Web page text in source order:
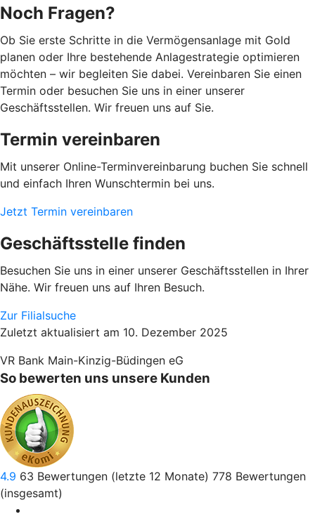
Noch Fragen?
Ob Sie erste Schritte in die Vermögensanlage mit Gold
planen oder Ihre bestehende Anlagestrategie optimieren
möchten – wir begleiten Sie dabei. Vereinbaren Sie einen
Termin oder besuchen Sie uns in einer unserer
Geschäftsstellen. Wir freuen uns auf Sie.
Termin vereinbaren
Mit unserer Online-Terminvereinbarung buchen Sie schnell
und einfach Ihren Wunschtermin bei uns.
Jetzt Termin vereinbaren
Geschäftsstelle finden
Besuchen Sie uns in einer unserer Geschäftsstellen in Ihrer
Nähe. Wir freuen uns auf Ihren Besuch.
Zur Filialsuche
Zuletzt aktualisiert am 10. Dezember 2025
VR Bank Main-Kinzig-Büdingen eG
So bewerten uns unsere Kunden
4.9 63 Bewertungen (letzte 12 Monate) 778 Bewertungen
(insgesamt)